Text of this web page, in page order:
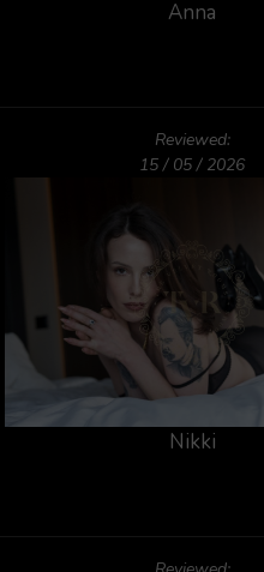
Anna
Reviewed:
15 / 05 / 2026
Nikki